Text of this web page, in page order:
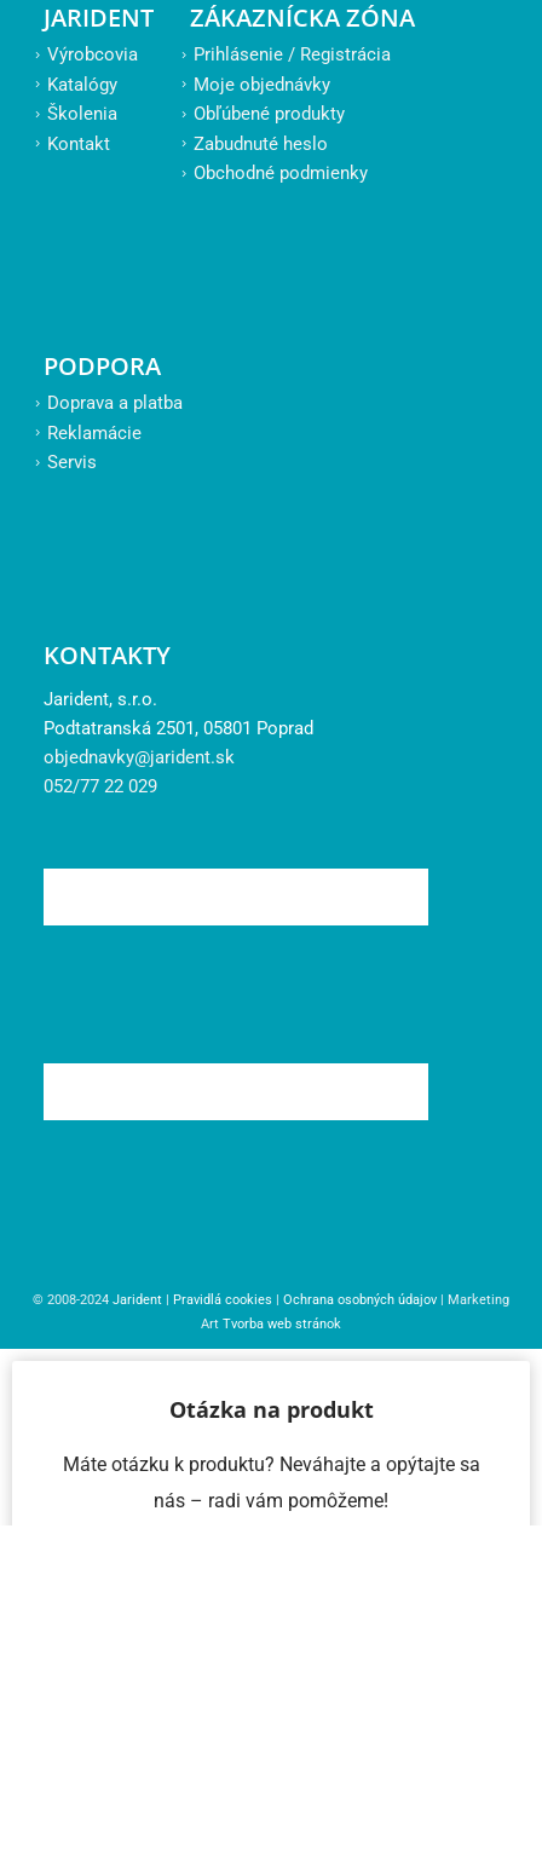
JARIDENT
Výrobcovia
Katalógy
Školenia
Kontakt
ZÁKAZNÍCKA ZÓNA
Prihlásenie / Registrácia
Moje objednávky
Obľúbené produkty
Zabudnuté heslo
Obchodné podmienky
PODPORA
Doprava a platba
Reklamácie
Servis
KONTAKTY
Jarident, s.r.o.
Podtatranská 2501, 05801 Poprad
objednavky@jarident.sk
052/77 22 029
© 2008-2024 Jarident | Pravidlá cookies | Ochrana osobných údajov | Marketing
Art Tvorba web stránok
Otázka na produkt
Máte otázku k produktu? Neváhajte a opýtajte sa
nás – radi vám pomôžeme!